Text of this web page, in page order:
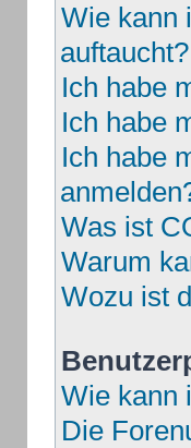
Wie kann
auftaucht?
Ich habe
Ich habe
Ich habe
Was ist
Warum
Wozu ist
Wie kann
Die